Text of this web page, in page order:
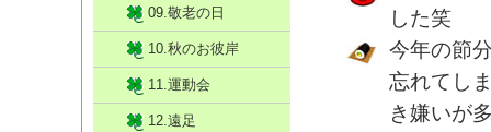
した笑
今年の節
忘れてし
き嫌いが
09.敬老の日
10.秋のお彼岸
11.運動会
12.遠足